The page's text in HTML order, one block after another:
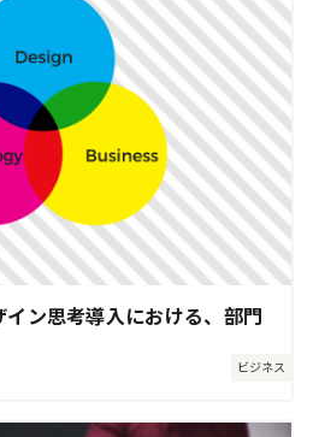
ビジネス
イン思考導入における、部門